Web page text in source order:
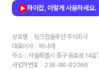
하이잡, 이렇게 사용하세요.
상호명
링크업솔루션 주식회사
대표이사
박나래
주소
서울특별시 중구 동호로 14
사업자번호
236-86-02066